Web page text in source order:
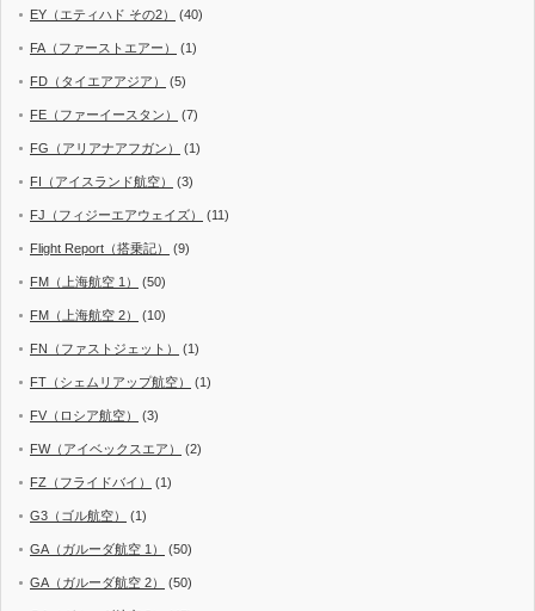
EY（エティハド その2） (40)
FA（ファーストエアー） (1)
FD（タイエアアジア） (5)
FE（ファーイースタン） (7)
FG（アリアナアフガン） (1)
FI（アイスランド航空） (3)
FJ（フィジーエアウェイズ） (11)
Flight Report（搭乗記） (9)
FM（上海航空 1） (50)
FM（上海航空 2） (10)
FN（ファストジェット） (1)
FT（シェムリアップ航空） (1)
FV（ロシア航空） (3)
FW（アイベックスエア） (2)
FZ（フライドバイ） (1)
G3（ゴル航空） (1)
GA（ガルーダ航空 1） (50)
GA（ガルーダ航空 2） (50)